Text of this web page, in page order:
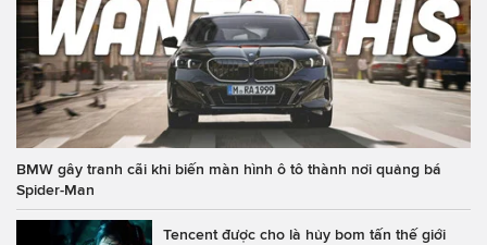
BMW gây tranh cãi khi biến màn hình ô tô thành nơi quảng bá
Spider-Man
Tencent được cho là hủy bom tấn thế giới